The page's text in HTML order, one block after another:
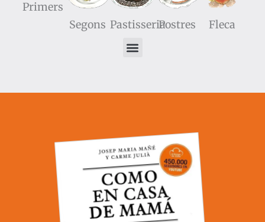
Primers
Segons PastisseriaPostres Fleca